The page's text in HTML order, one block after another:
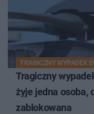
TRAGICZNY WYPADEK
Tragiczny
żyje jedna osoba,
zablokowana